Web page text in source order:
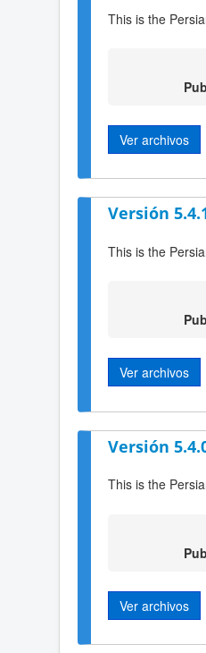
This is the
Ver archivos
Versión
This is the
Ver archivos
Versión
This is the
Ver archivos